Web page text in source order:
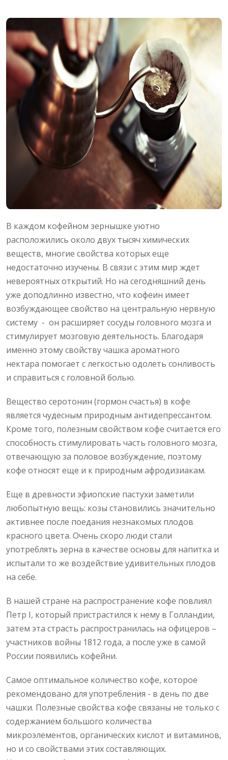
В каждом кофейном зернышке уютно
расположились около двух тысяч химических
веществ, многие свойства которых еще
недостаточно изучены. В связи с этим мир ждет
невероятных открытий. Но на сегодняшний день
уже доподлинно известно, что кофеин имеет
возбуждающее свойство на центральную нервную
систему - он расширяет сосуды головного мозга и
стимулирует мозговую деятельность. Благодаря
именно этому свойству чашка ароматного
нектара помогает с легкостью одолеть сонливость
и справиться с головной болью.
Вещество серотонин (гормон счастья) в кофе
является чудесным природным антидепрессантом.
Кроме того, полезным свойством кофе считается его
способность стимулировать часть головного мозга,
отвечающую за половое возбуждение, поэтому
кофе относят еще и к природным афродизиакам.
Еще в древности эфиопские пастухи заметили
любопытную вещь: козы становились значительно
активнее после поедания незнакомых плодов
красного цвета. Очень скоро люди стали
употреблять зерна в качестве основы для напитка и
испытали то же воздействие удивительных плодов
на себе.
В нашей стране на распространение кофе повлиял
Петр I, который пристрастился к нему в Голландии,
затем эта страсть распространилась на офицеров –
участников войны 1812 года, а после уже в самой
России появились кофейни.
Самое оптимальное количество кофе, которое
рекомендовано для употребления - в день по две
чашки. Полезные свойства кофе связаны не только с
содержанием большого количества
микроэлементов, органических кислот и витаминов,
но и со свойствами этих составляющих.